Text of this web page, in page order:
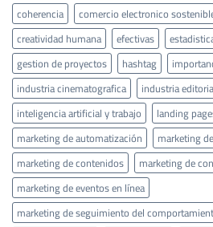
coherencia
comercio electronico
creatividad humana
efectivas
gestion de proyectos
hashtag
industria cinematografica
industria
inteligencia artificial y trabajo
landing
marketing de automatización
marketing
marketing de contenidos
marketing de
marketing de eventos en línea
marketing de seguimiento del